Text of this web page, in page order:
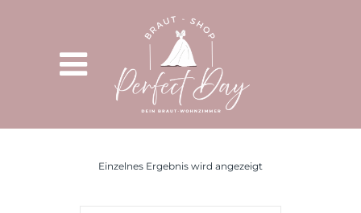
Einzelnes Ergebnis wird angezeigt